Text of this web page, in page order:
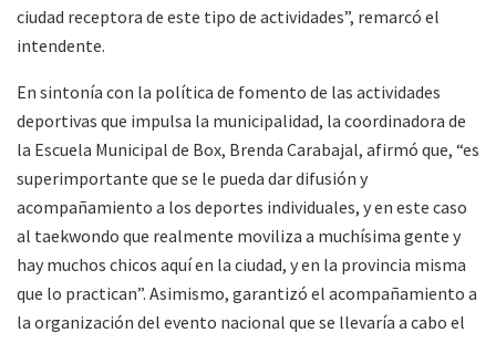
ciudad receptora de este tipo de actividades”, remarcó el
intendente.
En sintonía con la política de fomento de las actividades
deportivas que impulsa la municipalidad, la coordinadora de
la Escuela Municipal de Box, Brenda Carabajal, afirmó que, “es
superimportante que se le pueda dar difusión y
acompañamiento a los deportes individuales, y en este caso
al taekwondo que realmente moviliza a muchísima gente y
hay muchos chicos aquí en la ciudad, y en la provincia misma
que lo practican”. Asimismo, garantizó el acompañamiento a
la organización del evento nacional que se llevaría a cabo el